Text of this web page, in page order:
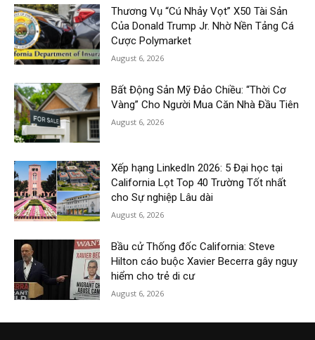
Thương Vụ “Cú Nhảy Vọt” X50 Tài Sản
Của Donald Trump Jr. Nhờ Nền Tảng Cá
Cược Polymarket
August 6, 2026
Bất Động Sản Mỹ Đảo Chiều: “Thời Cơ
Vàng” Cho Người Mua Căn Nhà Đầu Tiên
August 6, 2026
Xếp hạng LinkedIn 2026: 5 Đại học tại
California Lọt Top 40 Trường Tốt nhất
cho Sự nghiệp Lâu dài
August 6, 2026
Bầu cử Thống đốc California: Steve
Hilton cáo buộc Xavier Becerra gây nguy
hiểm cho trẻ di cư
August 6, 2026